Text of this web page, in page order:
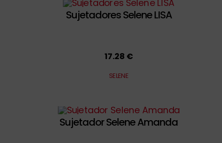
Sujetadores Selene LISA
17.28 €
SELENE
Sujetador Selene Amanda